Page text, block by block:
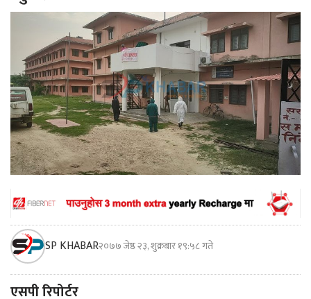
SP KHABAR२०७७ जेष्ठ २३, शुक्रबार १९:५८ गते
एसपी रिपोर्टर